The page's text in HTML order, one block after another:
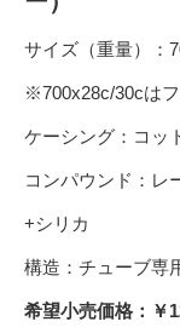
サイズ（重量）：
※700x28c/30cは
ケーシング：コッ
コンパウンド：レ
+シリカ
構造：チューブ専
希望小売価格：￥